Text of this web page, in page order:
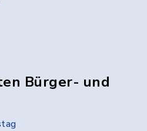
Bürger- und